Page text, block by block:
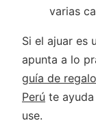
varias
Si el ajuar es
apunta a lo
guía de
Perú te
use.